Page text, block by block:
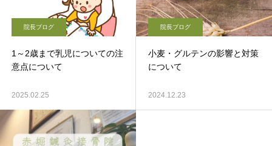
院長ブログ
1～2歳まで乳児についての注
意点について
2025.02.25
院長ブログ
小麦・グルテンの影響と対策
について
2024.12.23